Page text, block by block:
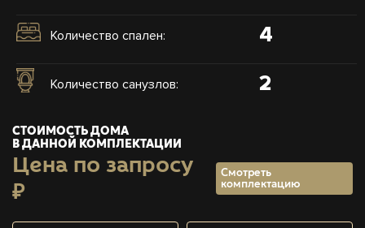
Количество спален: 4
Количество санузлов: 2
СТОИМОСТЬ ДОМА
В ДАННОЙ КОМПЛЕКТАЦИИ
Цена по запросу
₽
Смотреть
комплектацию